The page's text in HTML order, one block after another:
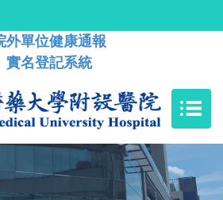
外單位健康通報
實名登記系統